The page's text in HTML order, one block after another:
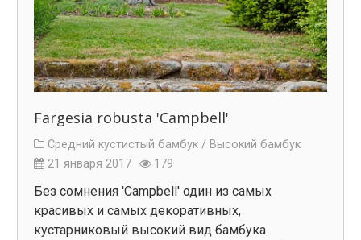
Fargesia robusta 'Campbell'
Средний кустистый бамбук / Высокий бамбук
21 января 2017
179
Без сомнения 'Campbell' один из самых
красивых и самых декоративных,
кустарниковый высокий вид бамбука